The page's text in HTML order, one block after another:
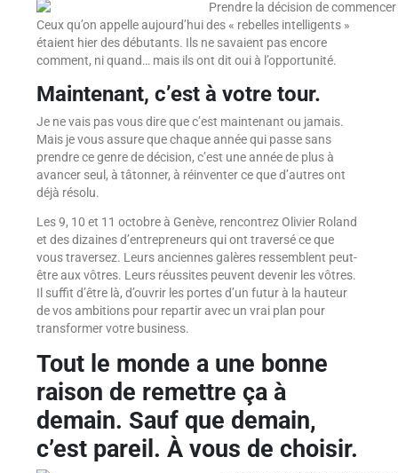
Ceux qu’on appelle aujourd’hui des « rebelles intelligents »
étaient hier des débutants. Ils ne savaient pas encore
comment, ni quand… mais ils ont dit oui à l’opportunité.
Maintenant, c’est à votre tour.
Je ne vais pas vous dire que c’est maintenant ou jamais.
Mais je vous assure que chaque année qui passe sans
prendre ce genre de décision, c’est une année de plus à
avancer seul, à tâtonner, à réinventer ce que d’autres ont
déjà résolu.
Les 9, 10 et 11 octobre à Genève, rencontrez Olivier Roland
et des dizaines d’entrepreneurs qui ont traversé ce que
vous traversez. Leurs anciennes galères ressemblent peut-
être aux vôtres. Leurs réussites peuvent devenir les vôtres.
Il suffit d’être là, d’ouvrir les portes d’un futur à la hauteur
de vos ambitions pour repartir avec un vrai plan pour
transformer votre business.
Tout le monde a une bonne
raison de remettre ça à
demain. Sauf que demain,
c’est pareil. À vous de choisir.